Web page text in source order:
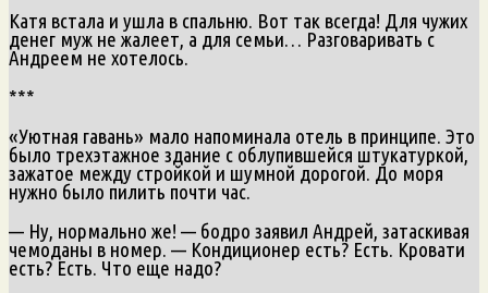
Катя встала и ушла в спальню. Вот так всегда! Для чужих
денег муж не жалеет, а для семьи… Разговаривать с
Андреем не хотелось.
***
«Уютная гавань» мало напоминала отель в принципе. Это
было трехэтажное здание с облупившейся штукатуркой,
зажатое между стройкой и шумной дорогой. До моря
нужно было пилить почти час.
— Ну, нормально же! — бодро заявил Андрей, затаскивая
чемоданы в номер. — Кондиционер есть? Есть. Кровати
есть? Есть. Что еще надо?